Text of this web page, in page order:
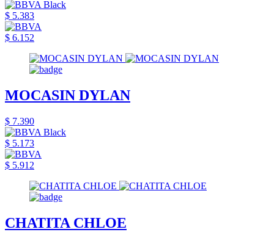
$ 5.383
$ 6.152
MOCASIN DYLAN
$ 7.390
$ 5.173
$ 5.912
CHATITA CHLOE